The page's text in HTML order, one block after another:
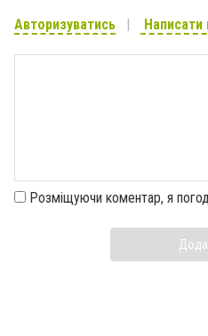
Авторизуватись Написати
Розміщуючи коментар, я